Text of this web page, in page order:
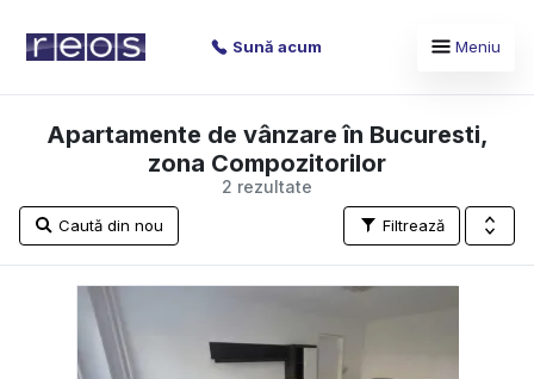
Sună acum Meniu
2 rezultate
Apartamente de vânzare în Bucuresti,
zona Compozitorilor
Filtrează
Caută din nou